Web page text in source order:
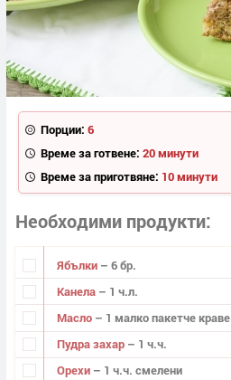
Порции: 6
Време за готвене: 20 минути
Време за приготвяне: 10 минути
Необходими продукти
Ябълки – 6 бр.
Канела – 1 ч.л.
Масло – 1 малко пакетче краве
Пудра захар – 1 ч.ч.
Орехи – 1 ч.ч. смелени